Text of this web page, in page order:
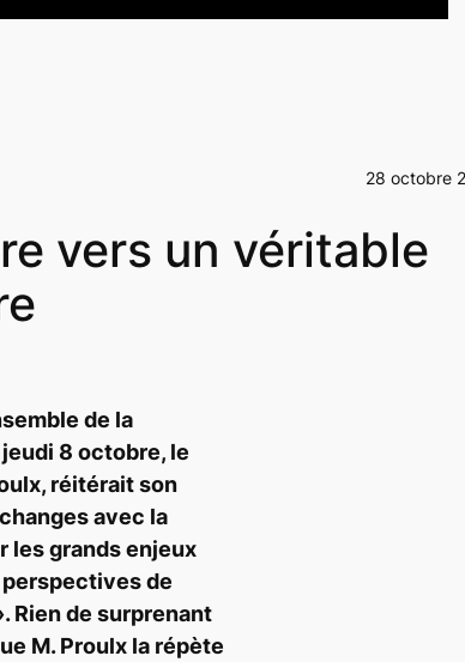
28 octobre
vers un véritable
de la
8 octobre, le
réitérait son
changes avec la
les grands enjeux
perspectives de
Rien de surprenant
M. Proulx la répète